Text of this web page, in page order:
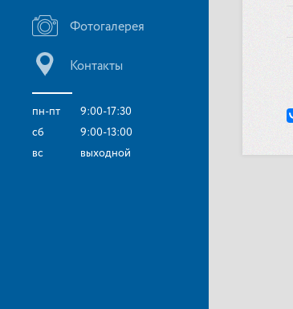
Фотогалерея
Контакты
пн-пт
9:00-17:30
сб
9:00-13:00
вс
выходной